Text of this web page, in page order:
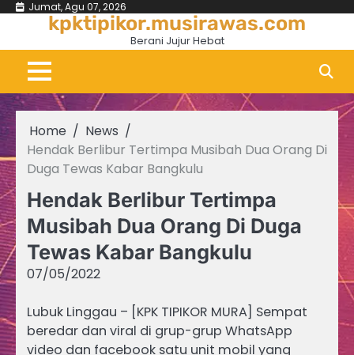
Skip
content
Jumat, Agu 07, 2026
kpktipikor.musirawas.com
Berani Jujur Hebat
Home
News
Hendak Berlibur Tertimpa Musibah Dua Orang Di
Duga Tewas Kabar Bangkulu
Hendak Berlibur Tertimpa
Musibah Dua Orang Di Duga
Tewas Kabar Bangkulu
07/05/2022
Lubuk Linggau – [KPK TIPIKOR MURA] Sempat
beredar dan viral di grup-grup WhatsApp
video dan facebook satu unit mobil yang